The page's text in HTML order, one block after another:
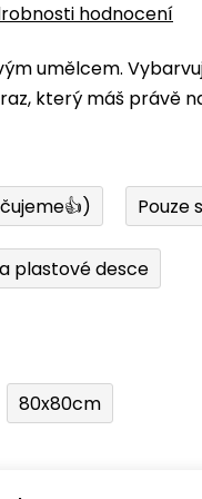
hodnocení
umělcem.
který máš právě
Pouze
plastové desce
80x80cm